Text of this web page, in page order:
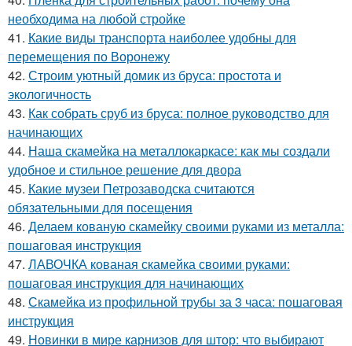
необходима на любой стройке
41. Какие виды транспорта наиболее удобны для
перемещения по Воронежу
42. Строим уютный домик из бруса: простота и
экологичность
43. Как собрать сруб из бруса: полное руководство для
начинающих
44. Наша скамейка на металлокаркасе: как мы создали
удобное и стильное решение для двора
45. Какие музеи Петрозаводска считаются
обязательными для посещения
46. Делаем кованую скамейку своими руками из металла:
пошаговая инструкция
47. ЛАВОЧКА кованая скамейка своими руками:
пошаговая инструкция для начинающих
48. Скамейка из профильной трубы за 3 часа: пошаговая
инструкция
49. Новинки в мире карнизов для штор: что выбирают